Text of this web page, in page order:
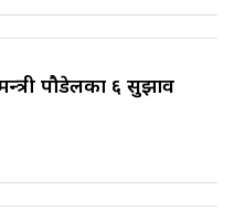
पौडेलका ६ सुझाव